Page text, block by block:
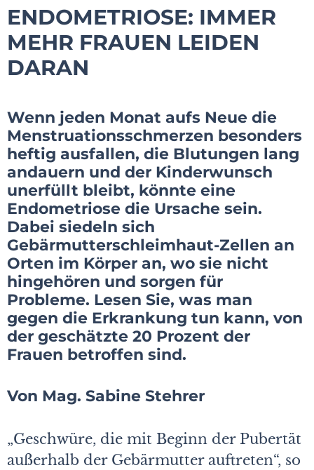
ENDOMETRIOSE: IMMER
MEHR FRAUEN LEIDEN
DARAN
Wenn jeden Monat aufs Neue die
Menstruationsschmerzen besonders
heftig ausfallen, die Blutungen lang
andauern und der Kinderwunsch
unerfüllt bleibt, könnte eine
Endometriose die Ursache sein.
Dabei siedeln sich
Gebärmutterschleimhaut-Zellen an
Orten im Körper an, wo sie nicht
hingehören und sorgen für
Probleme. Lesen Sie, was man
gegen die Erkrankung tun kann, von
der geschätzte 20 Prozent der
Frauen betroffen sind.
Von Mag. Sabine Stehrer
„Geschwüre, die mit Beginn der Pubertät
außerhalb der Gebärmutter auftreten“, so